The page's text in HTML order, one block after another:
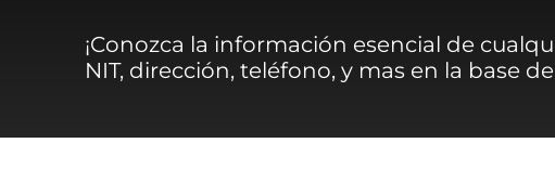
¡Conozca la información esencial de
NIT, dirección, teléfono, y mas en la base